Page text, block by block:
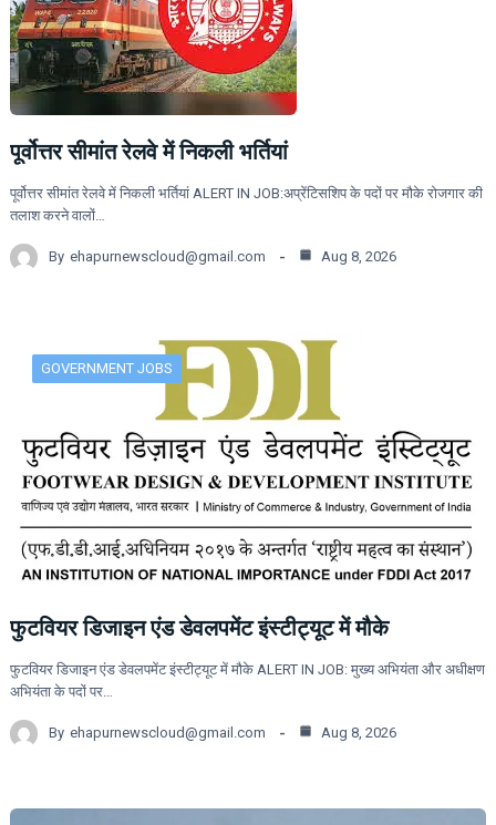
पूर्वोत्तर सीमांत रेलवे में निकली भर्तियां
पूर्वोत्तर सीमांत रेलवे में निकली भर्तियां ALERT IN JOB:अप्रेंटिसशिप के पदों पर मौके रोजगार की
तलाश करने वालों…
By ehapurnewscloud@gmail.com Aug 8, 2026
GOVERNMENT JOBS
फुटवियर डिजाइन एंड डेवलपमेंट इंस्टीट्यूट में मौके
फुटवियर डिजाइन एंड डेवलपमेंट इंस्टीट्यूट में मौके ALERT IN JOB: मुख्य अभियंता और अधीक्षण
अभियंता के पदों पर…
By ehapurnewscloud@gmail.com Aug 8, 2026